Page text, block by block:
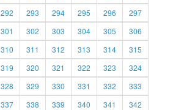
292 293 294 295 296
297
301 302 303 304 305
306
310 311 312 313 314
315
319 320 321 322 323
324
328 329 330 331 332
333
337 338 339 340 341 342